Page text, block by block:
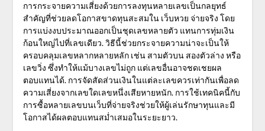
การกระจายความเสี่ยงด้วยการลงทุนหลายเลขเป็นกลยุทธ์
สำคัญที่ช่วยลดโอกาสขาดทุนสะสมใน เว็บหวย จ่ายจริง โดย
การแบ่งงบประมาณออกเป็นชุดเลขหลายตัว แทนการทุ่มเงิน
ก้อนใหญ่ไปที่เลขเดียว. วิธีนี้ช่วยกระจายความน่าจะเป็นให้
ครอบคลุมเลขหลากหลายหลัก เช่น สามตัวบน สองตัวล่าง หรือ
เลขวิ่ง ซึ่งทำให้แม้บางเลขไม่ถูก แต่เลขอื่นอาจชดเชยผล
ตอบแทนได้. การจัดสัดส่วนเงินในแต่ละเลขควรเท่ากันเพื่อลด
ความเสี่ยงจากเลขใดเลขหนึ่งเสียหายหนัก. การใช้เทคนิคนี้กับ
การซื้อหลายเลขบนเว็บที่จ่ายจริงช่วยให้ผู้เล่นรักษาทุนและมี
โอกาสได้ผลตอบแทนสม่ำเสมอในระยะยาว.